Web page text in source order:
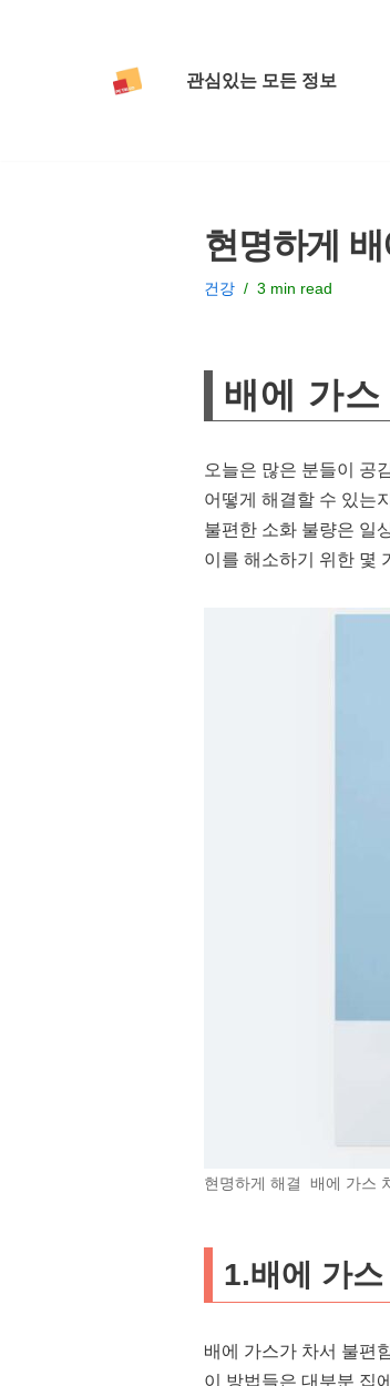
관심있는 모든 정보
현명하게
건강 3 min read
배에 가
오늘은 많은 분들이 공
어떻게 해결할 수 있는
불편한 소화 불량은 일
이를 해소하기 위한 몇
현명하게 해결 배에 가스
1.배에 가
배에 가스가 차서 불편
이 방법들은 대부분 집